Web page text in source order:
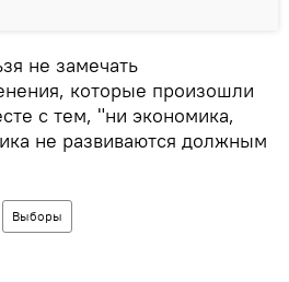
не замечать
которые произошли
с тем, "ни экономика,
не развиваются должным
Выборы